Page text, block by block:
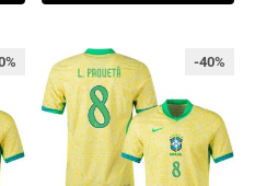
-40%